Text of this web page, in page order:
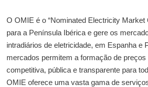
O OMIE é o “Nominated Electricity Market
para a Península Ibérica e gere os
intradiários de eletricidade, em Espanha e
mercados permitem a formação de
competitiva, pública e transparente para
OMIE oferece uma vasta gama de